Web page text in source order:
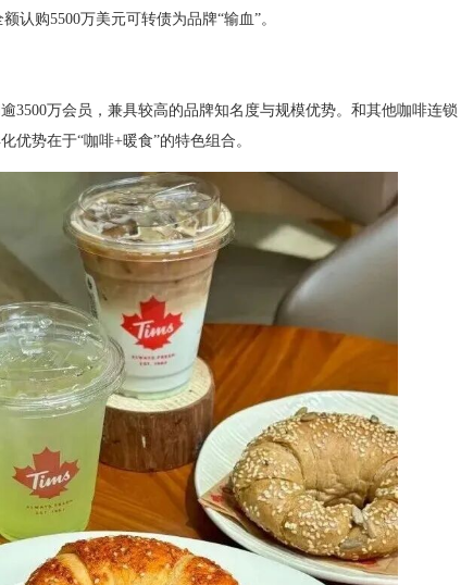
认购5500万美元可转债为品牌“输血”。
3500万会员，兼具较高的品牌知名度与规模优势。和其他咖啡连锁
优势在于“咖啡+暖食”的特色组合。